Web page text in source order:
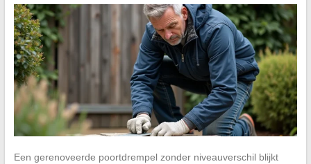
Een gerenoveerde poortdrempel zonder niveauverschil blijkt